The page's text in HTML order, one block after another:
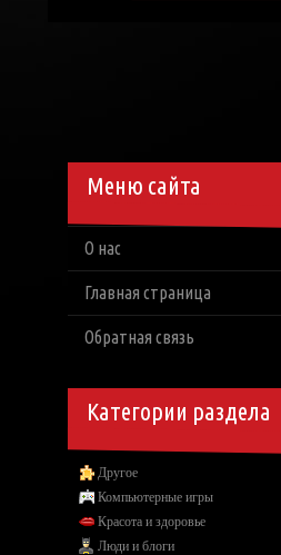
Меню сайта
О нас
Главная страница
Обратная связь
Категории раздела
Другое
Компьютерные игры
Красота и здоровье
Люди и блоги